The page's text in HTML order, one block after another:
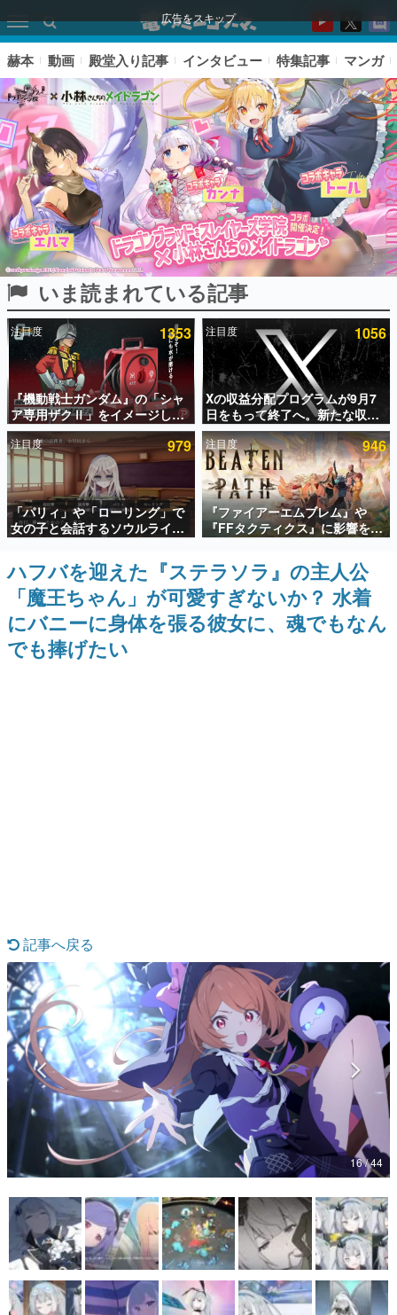
広告をスキップ
ピックアップ
電ファミのいま読まれている記事ランキング
アプリセール情報
インタビュー
連載・特集一覧
殿堂入り記事
SNS拡散数が数千以上！ ページビュー数万以上！ などな
ど。多くの人々に読まれた、電ファミ渾身の“殿堂入り”記
事をまとめました。
ゲームの企画書
名作ゲームクリエイターの方々に製作時のエピソードをお
聞きし、ヒットする企画（ゲーム）とは何か？を探ってい
きます。
赫本
この物語を解いてはいけない。『赫本』は、〈試験問題〉
なんでゲームは面白い？
ゲーム開発者・hamatsu氏がゲームの魅力を画面や操作の
具体的な形から解き明かしていく、硬派で骨太な評論連載
です。
ゲームが変えた日本語
「経験値」「裏技」「ラスボス」… ゲームにまつわる言葉
の起源や用法の変遷を、コンピューター文化史研究家・タ
イニーP氏が徹底調査。
カテゴリ
マンガ
女性向け
アプリレビュー
赫本 動画 殿堂入り記事 インタビュー 特集記事 マンガ
いま読まれている記事
注目度 1353
『機動戦士ガンダム』の「シャ
ア専用ザクⅡ」をイメージした
散水ホースリールが予約開始。
本体にはシャアのパーソナルマ
ークやジオン公国軍のエンブレ
ム、型式番号などを配置
注目度 1056
Xの収益分配プログラムが9月7
日をもって終了へ。新たな収益
化制度「Original Content
Rewards Program」を発表
注目度 979
「パリィ」や「ローリング」で
女の子と会話するソウルライク
恋愛ゲーム『小早川さんはソウ
ルライク』無料公開。返事に失
敗すると「YOU DIED」
注目度 946
『ファイアーエムブレム』や
『FFタクティクス』に影響を受
けた新作戦略RPG『Beaten
Path』2027年に発売へ。
PC（Steam）、PS5、Xbox、
Switch向けにリリース予定
ハフバを迎えた『ステラソラ』の主人公
「魔王ちゃん」が可愛すぎないか？ 水着
にバニーに身体を張る彼女に、魂でもなん
でも捧げたい
記事へ戻る
16 / 44